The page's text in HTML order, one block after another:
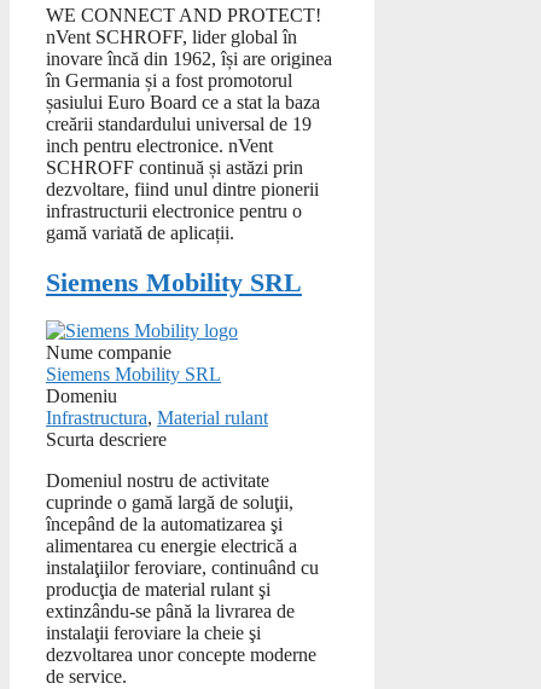
WE CONNECT AND PROTECT!
nVent SCHROFF, lider global în
inovare încă din 1962, își are originea
în Germania și a fost promotorul
șasiului Euro Board ce a stat la baza
creării standardului universal de 19
inch pentru electronice. nVent
SCHROFF continuă și astăzi prin
dezvoltare, fiind unul dintre pionerii
infrastructurii electronice pentru o
gamă variată de aplicații.
Siemens Mobility SRL
Nume companie
Siemens Mobility SRL
Domeniu
Infrastructura, Material rulant
Scurta descriere
Domeniul nostru de activitate
cuprinde o gamă largă de soluţii,
începând de la automatizarea şi
alimentarea cu energie electrică a
instalaţiilor feroviare, continuând cu
producţia de material rulant şi
extinzându-se până la livrarea de
instalaţii feroviare la cheie şi
dezvoltarea unor concepte moderne
de service.